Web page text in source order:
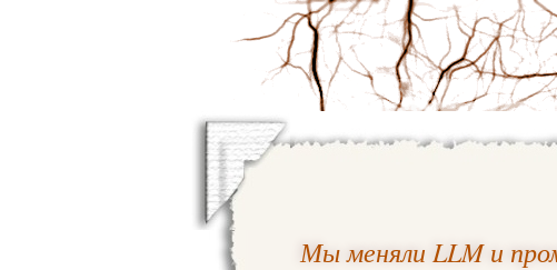
Мы меняли LLM и